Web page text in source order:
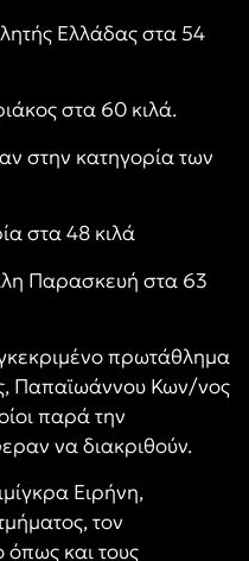
Ελλάδας στα 54
στα 60 κιλά.
στην κατηγορία των
στα 48 κιλά
Παρασκευή στα 63
πρωτάθλημα
Παπαϊωάννου Κων/νος
παρά την
να διακριθούν.
Ειρήνη,
τον
και τους